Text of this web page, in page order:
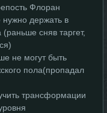
Флоран
нужно держать в
сняв таргет,
не могут быть
пола(пропадал
трансформации